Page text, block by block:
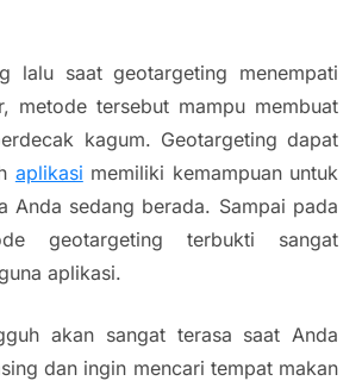
lalu saatgeotargeting menempati
metode tersebut mampu membuat
kagum. Geotargeting dapat
aplikasi memiliki kemampuan untuk
Anda sedang berada. Sampai pada
geotargeting terbukti sangat
aplikasi.
akan sangat terasa saat Anda
dan ingin mencari tempat makan